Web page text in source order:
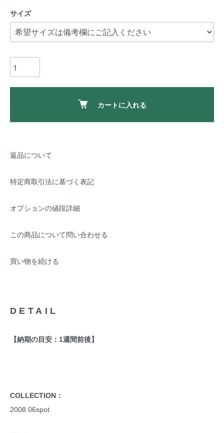
サイズ
カートに入れる
返品について
特定商取引法に基づく表記
オプションの値段詳細
この商品について問い合わせる
買い物を続ける
DETAIL
【納期の目安：1週間前後】
COLLECTION：
2008 06spot